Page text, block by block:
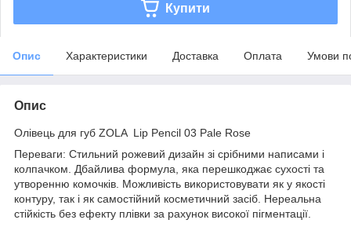
Купити
Опис Характеристики Доставка Оплата Умови
Опис
Олівець для губ ZOLA Lip Pencil 03 Pale Rose
Переваги: Стильний рожевий дизайн зі срібними написами і
колпачком. Дбайлива формула, яка перешкоджає сухості та
утворенню комочків. Можливість використовувати як у якості
контуру, так і як самостійний косметичний засіб. Нереальна
стійкість без ефекту плівки за рахунок високої пігментації.